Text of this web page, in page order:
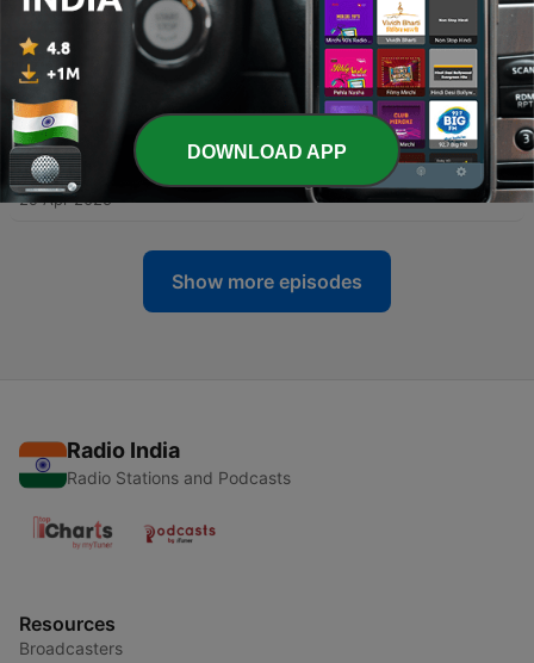
17 Écoute ça sans décrocher 🫵🏽
11 May 2025
Amour & Possession – Débat
03 May 2025
15 - Embrouille à la villa ! - faut-il se réconcilier ?
29 Apr 2025
Show more episodes
Radio India
Radio Stations and Podcasts
Resources
Broadcasters
DOWNLOAD APP